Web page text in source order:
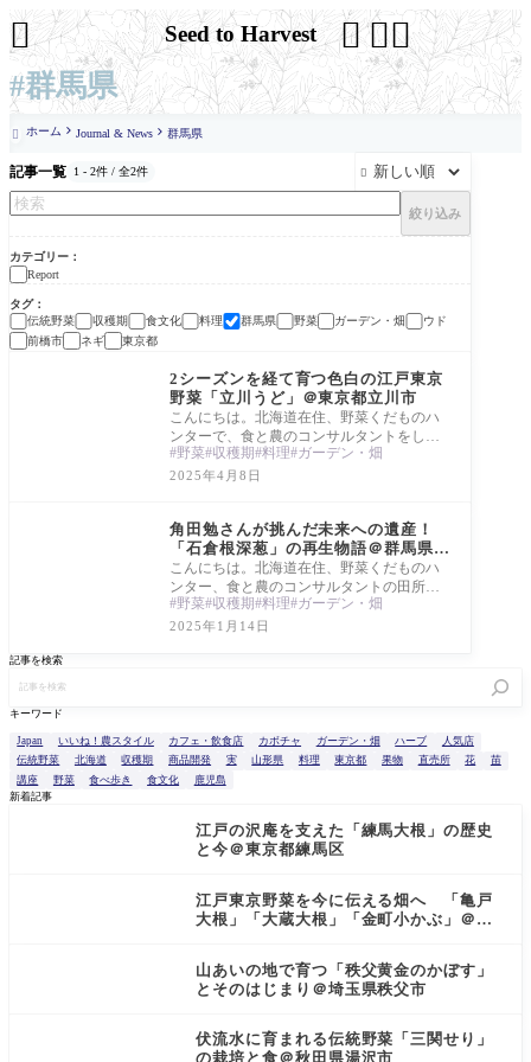
#群馬県
Seed to Harvest 

 ホーム Journal & News 群馬県
記事一覧 1 - 2件 / 全2件 
絞り込み
カテゴリー
Report
タグ
伝統野菜
収穫期 食文化 料理 群馬県 野菜 ガーデン・畑
ウド
前橋市
ネギ 東京都
Report
2シーズンを経て育つ色白の江戸東京
野菜「立川うど」＠東京都立川市
こんにちは。北海道在住、野菜くだものハ
ンターで、食と農のコンサルタントをして
いる田所かおりです。今回は、東京都の伝
統野菜
野菜 収穫期 料理 ガーデン・畑
2025年4月8日
角田勉さんが挑んだ未来への遺産！
「石倉根深葱」の再生物語＠群馬県前
橋市
こんにちは。北海道在住、野菜くだものハ
ンター、食と農のコンサルタントの田所か
おりです。 今年最初のレポートは、100年近
くの
野菜 収穫期 料理 ガーデン・畑
2025年1月14日
記事を検索
キーワード
Japan いいね！農スタイル カフェ・飲食店 カボチャ ガーデン・畑 ハーブ
人気店
伝統野菜
北海道 収穫期 商品開発 実 山形県 料理 東京都 果物 直売所 花
苗
講座
野菜 食べ歩き 食文化
鹿児島
新着記事
江戸の沢庵を支えた「練馬大根」の歴史
と今＠東京都練馬区
江戸東京野菜を今に伝える畑へ 「亀戸
大根」「大蔵大根」「金町小かぶ」＠東
山あいの地で育つ「秩父黄金のかぼす」
とそのはじまり＠埼玉県秩父市
伏流水に育まれる伝統野菜「三関せり」
の栽培と食＠秋田県湯沢市